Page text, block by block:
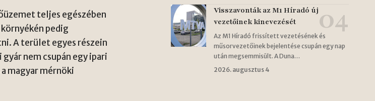
teljes egészében
pedig
A terület egyes részein
nem csupán egy ipari
magyar mérnöki
Visszavonták az M1 Híradó új
vezetőinek kinevezését
Az M1 Híradó frissített vezetésének és
műsorvezetőinek bejelentése csupán egy nap
után megsemmisült. A Duna…
2026. augusztus 4